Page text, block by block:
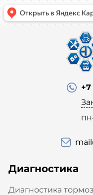
+7
Диагностика
Диагностика